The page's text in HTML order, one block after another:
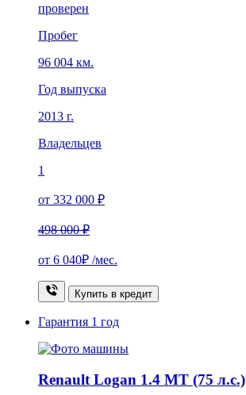
проверен
Пробег
96 004 км.
Год выпуска
2013 г.
Владельцев
1
от 332 000 ₽
498 000 ₽
от 6 040₽ /мес.
Купить в кредит
Гарантия 1 год
Renault Logan 1.4 MT (75 л.с.)